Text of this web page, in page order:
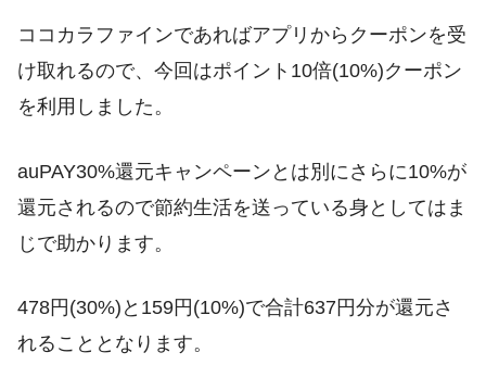
ココカラファインであればアプリからクーポンを受
け取れるので、今回はポイント10倍(10%)クーポン
を利用しました。
auPAY30%還元キャンペーンとは別にさらに10%が
還元されるので節約生活を送っている身としてはま
じで助かります。
478円(30%)と159円(10%)で合計637円分が還元さ
れることとなります。